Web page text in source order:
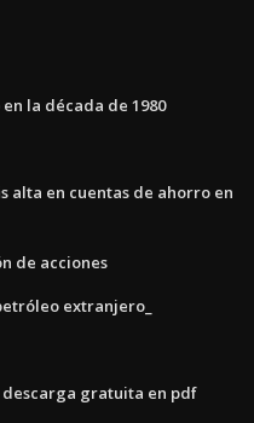
la década de 1980
alta en cuentas de ahorro en
de acciones
extranjero_
gratuita en pdf